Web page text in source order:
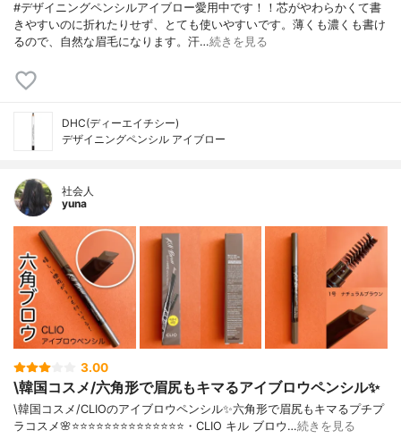
#デザイニングペンシルアイブロー愛用中です！！芯がやわらかくて書
きやすいのに折れたりせず、とても使いやすいです。薄くも濃くも書け
るので、自然な眉毛になります。汗…続きを見る
DHC(ディーエイチシー)
デザイニングペンシル アイブロー
社会人
yuna
3.00
\韓国コスメ/六角形で眉尻もキマるアイブロウペンシル✨
\韓国コスメ/CLIOのアイブロウペンシル✨六角形で眉尻もキマるプチプ
ラコスメ🌸⭐️⭐️⭐️⭐️⭐️⭐️⭐️⭐️⭐️⭐️⭐️⭐️⭐️⭐️・CLIO キル ブロウ…続きを見る